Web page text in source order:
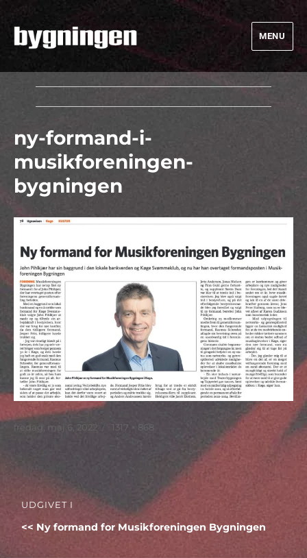
Bygningen
MENU
ny-formand-i-
musikforeningen-
bygningen
Udgivet
fredag, maj 6, 2022
Faktisk
størrelse
1317 × 868
Indlægsnavigation
UDGIVET I
Ny formand for Musikforeningen Bygningen